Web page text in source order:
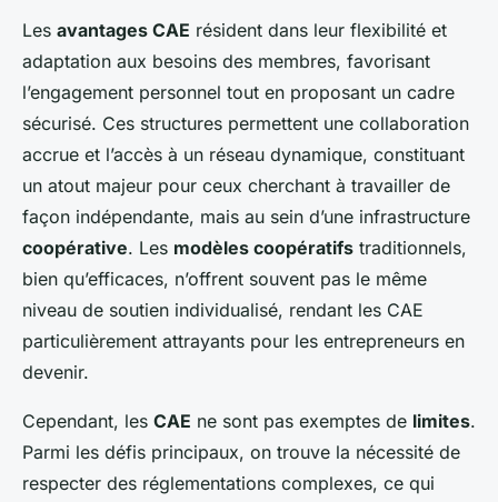
Les avantages CAE résident dans leur flexibilité et
adaptation aux besoins des membres, favorisant
l’engagement personnel tout en proposant un cadre
sécurisé. Ces structures permettent une collaboration
accrue et l’accès à un réseau dynamique, constituant
un atout majeur pour ceux cherchant à travailler de
façon indépendante, mais au sein d’une infrastructure
coopérative. Les modèles coopératifs traditionnels,
bien qu’efficaces, n’offrent souvent pas le même
niveau de soutien individualisé, rendant les CAE
particulièrement attrayants pour les entrepreneurs en
devenir.
Cependant, les CAE ne sont pas exemptes de limites.
Parmi les défis principaux, on trouve la nécessité de
respecter des réglementations complexes, ce qui